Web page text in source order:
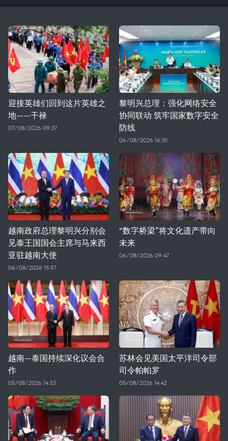
迎接英雄们回到这片英雄之
地——干禄
07/08/2026 09:37
黎明兴总理：强化网络安全
协同联动 筑牢国家数字安全
防线
06/08/2026 16:10
越南政府总理黎明兴分别会
见泰王国国会主席与马来西
亚驻越南大使
06/08/2026 15:57
“数字桥梁”将文化遗产带向
未来
06/08/2026 09:47
越南—泰国持续深化议会合
作
05/08/2026 14:53
苏林会见美国太平洋司令部
司令帕帕罗
05/08/2026 14:42